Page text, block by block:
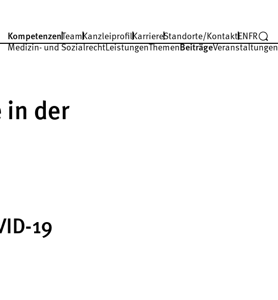
KompetenzenTeam KanzleiprofilKarriereStandorte/KontaktENFR
Medizin- und SozialrechtLeistungenThemenBeiträgeVeranstaltungen
in der
19